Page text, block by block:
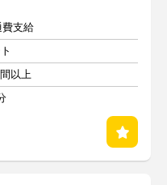
費支給
以上